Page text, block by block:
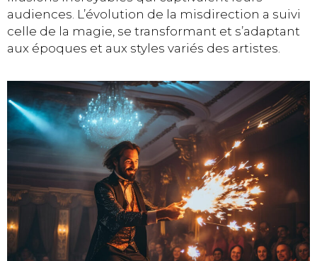
audiences. L’évolution de la misdirection a suivi
celle de la magie, se transformant et s’adaptant
aux époques et aux styles variés des artistes.